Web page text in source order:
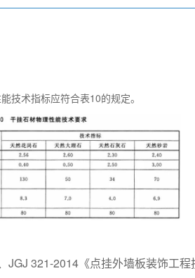
技术指标应符合表10的规定。
JGJ 321-2014《点挂外墙板装饰工程